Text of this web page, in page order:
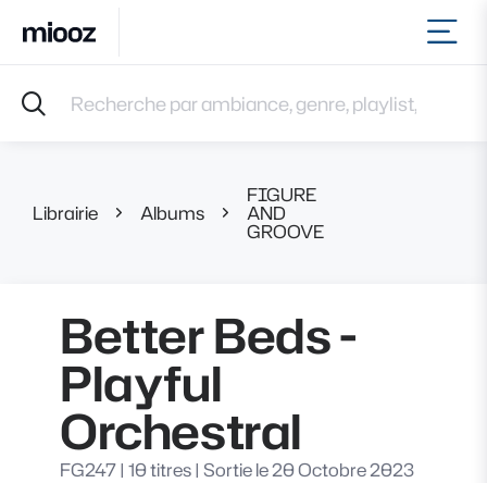
Accueil
Musiques
Playlists
Librairie Albums
FIGURE
AND
GROOVE
Better Beds -
Playful
Orchestral
FG247| 10 titres| Sortie le 20 Octobre 2023